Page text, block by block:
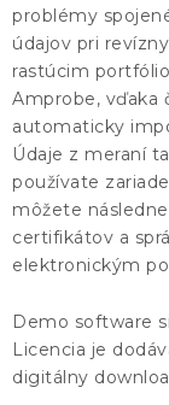
problémy
údajov pri
rastúcim
Amprobe, vďaka
automaticky
Údaje z meraní
používate
môžete
certifikátov a
elektronickým
Demo software
Licencia je
digitálny